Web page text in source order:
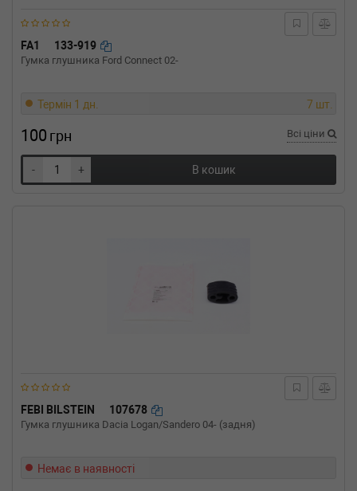
FA1 133-919
Гумка глушника Ford Connect 02-
Термін 1 дн. 7 шт.
100 грн Всі ціни
- + В кошик
FEBI BILSTEIN 107678
Гумка глушника Dacia Logan/Sandero 04- (задня)
Немає в наявності